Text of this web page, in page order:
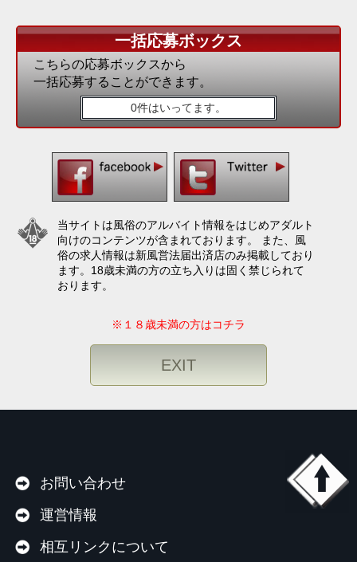
一括応募ボックス
こちらの応募ボックスから
一括応募することができます。
0件はいってます。
当サイトは風俗のアルバイト情報をはじめアダルト
向けのコンテンツが含まれております。 また、風
俗の求人情報は新風営法届出済店のみ掲載しており
ます。18歳未満の方の立ち入りは固く禁じられて
おります。
※１８歳未満の方はコチラ
EXIT
お問い合わせ
運営情報
相互リンクについて